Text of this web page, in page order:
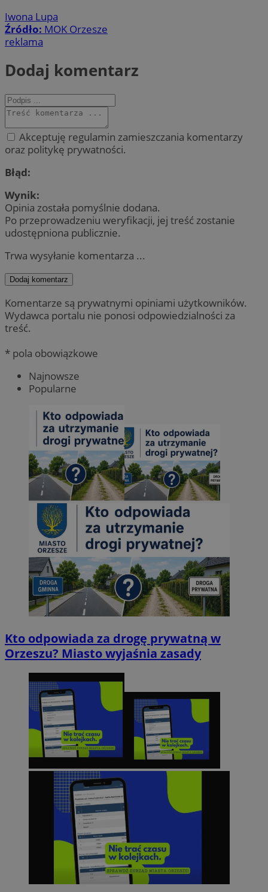
Iwona Lupa
Źródło: MOK Orzesze
reklama
Dodaj komentarz
Akceptuję regulamin zamieszczania komentarzy
oraz politykę prywatności.
Błąd:
Wynik:
Opinia została pomyślnie dodana.
Po przeprowadzeniu weryfikacji, jej treść zostanie
udostępniona publicznie.
Trwa wysyłanie komentarza ...
Dodaj komentarz
Komentarze są prywatnymi opiniami użytkowników.
Wydawca portalu nie ponosi odpowiedzialności za
treść.
* pola obowiązkowe
Najnowsze
Popularne
Kto odpowiada za drogę prywatną w
Orzeszu? Miasto wyjaśnia zasady